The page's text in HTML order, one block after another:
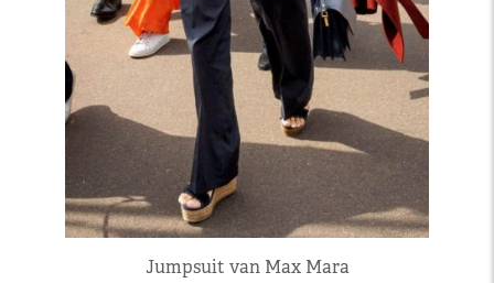
Jumpsuit van Max Mara